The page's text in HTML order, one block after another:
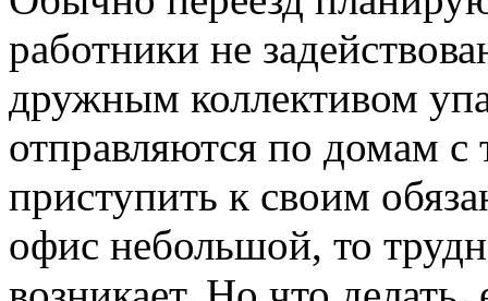
работники не
дружным коллективом
отправляются по домам
приступить к своим
офис небольшой, то